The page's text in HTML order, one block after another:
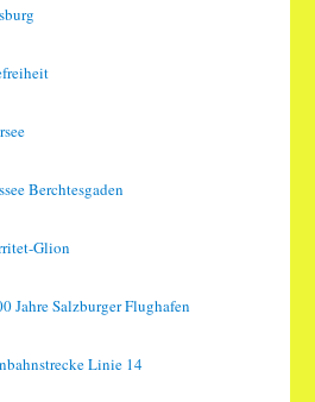
Berchtesgaden
Glion
Jahre Salzburger Flughafen
Linie 14